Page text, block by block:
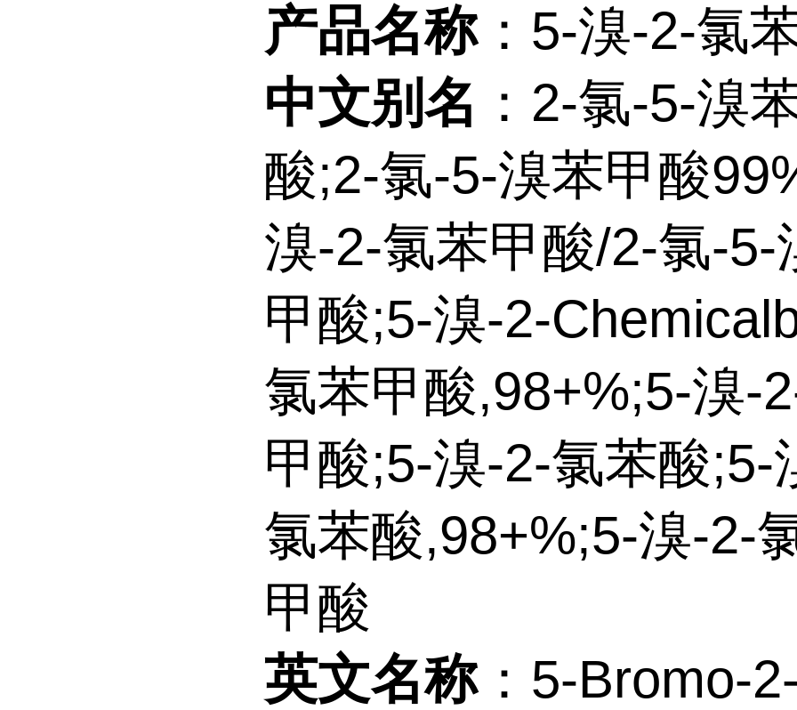
产品名称： 5-溴-2-氯
中文别名 ： 2-氯-5-溴
酸;2-氯-5-溴苯甲酸
溴-2-氯苯甲酸/2-氯-5-
甲酸;5-溴-2-
氯苯甲酸,98+%;5-溴-
甲酸;5-溴-2-氯苯酸;5-
氯苯酸,98+%;5-溴-2-
甲酸
英文名称： 5-Bromo-